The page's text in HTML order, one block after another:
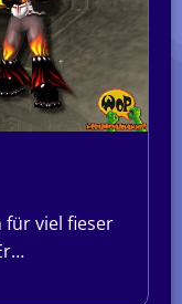
für viel fieser